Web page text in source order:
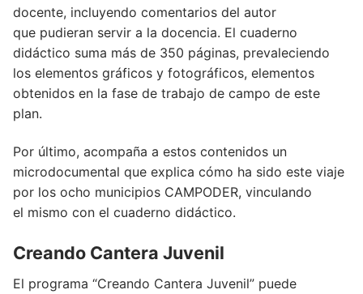
docente, incluyendo comentarios del autor
que pudieran servir a la docencia. El cuaderno
didáctico suma más de 350 páginas, prevaleciendo
los elementos gráficos y fotográficos, elementos
obtenidos en la fase de trabajo de campo de este
plan.
Por último, acompaña a estos contenidos un
microdocumental que explica cómo ha sido este viaje
por los ocho municipios CAMPODER, vinculando
el mismo con el cuaderno didáctico.
Creando Cantera Juvenil
El programa “Creando Cantera Juvenil” puede